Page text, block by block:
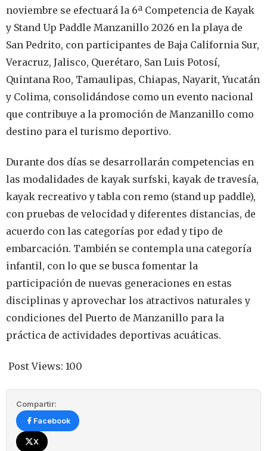
noviembre se efectuará la 6ª Competencia de Kayak
y Stand Up Paddle Manzanillo 2026 en la playa de
San Pedrito, con participantes de Baja California Sur,
Veracruz, Jalisco, Querétaro, San Luis Potosí,
Quintana Roo, Tamaulipas, Chiapas, Nayarit, Yucatán
y Colima, consolidándose como un evento nacional
que contribuye a la promoción de Manzanillo como
destino para el turismo deportivo.
Durante dos días se desarrollarán competencias en
las modalidades de kayak surfski, kayak de travesía,
kayak recreativo y tabla con remo (stand up paddle),
con pruebas de velocidad y diferentes distancias, de
acuerdo con las categorías por edad y tipo de
embarcación. También se contempla una categoría
infantil, con lo que se busca fomentar la
participación de nuevas generaciones en estas
disciplinas y aprovechar los atractivos naturales y
condiciones del Puerto de Manzanillo para la
práctica de actividades deportivas acuáticas.
Post Views: 100
Compartir:
Facebook
X